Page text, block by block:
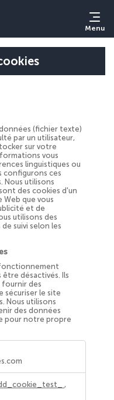
Menu
(fichier texte)
par un utilisateur,
sur votre
vous
linguistiques ou
configurons ces
Nous utilisons
des cookies d'un
que vous
et de
utilisons des
suivi selon les
désactivés. Ils
des
sécuriser le site
Nous utilisons
des données
pour notre propre
,